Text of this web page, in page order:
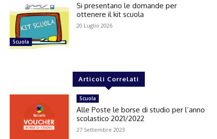
Scuola
Si presentano le domande per
ottenere il kit scuola
20 Luglio 2026
Articoli Correlati
Scuola
Alle Poste le borse di studio per l’anno
scolastico 2021/2022
27 Settembre 2023